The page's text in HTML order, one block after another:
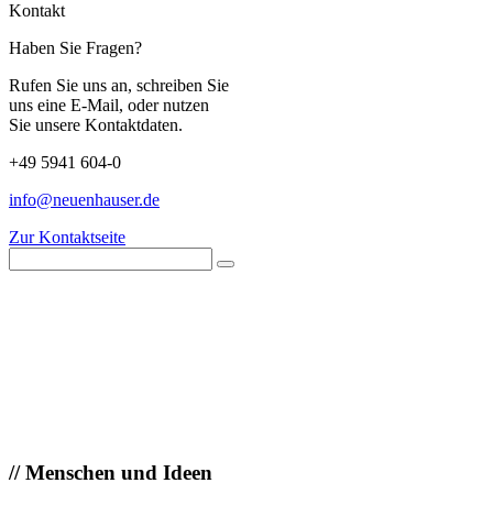
Kontakt
Haben Sie Fragen?
Rufen Sie uns an, schreiben Sie
uns eine E-Mail, oder nutzen
Sie unsere Kontaktdaten.
+49 5941 604-0
info@neuenhauser.de
Zur Kontaktseite
//Menschen und Ideen